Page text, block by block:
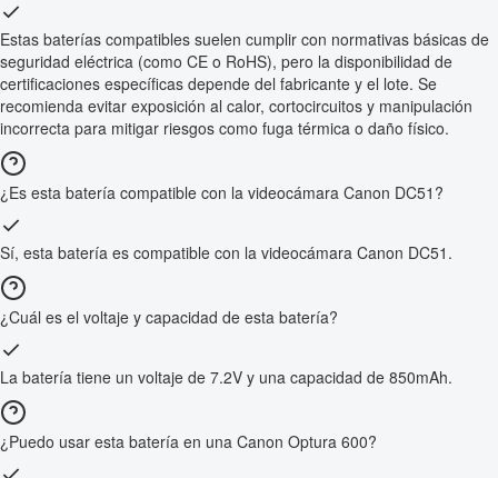
Estas baterías compatibles suelen cumplir con normativas básicas de
seguridad eléctrica (como CE o RoHS), pero la disponibilidad de
certificaciones específicas depende del fabricante y el lote. Se
recomienda evitar exposición al calor, cortocircuitos y manipulación
incorrecta para mitigar riesgos como fuga térmica o daño físico.
¿Es esta batería compatible con la videocámara Canon DC51?
Sí, esta batería es compatible con la videocámara Canon DC51.
¿Cuál es el voltaje y capacidad de esta batería?
La batería tiene un voltaje de 7.2V y una capacidad de 850mAh.
¿Puedo usar esta batería en una Canon Optura 600?